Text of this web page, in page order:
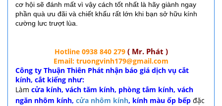
cơ hội sẽ đánh mất vì vậy cách tốt nhất là hãy giành ngay
phần quà ưu đãi và chiết khấu rất lớn khi bạn sở hữu kính
cường lưc trượt lùa.
Hotline 0938 840 279 ( Mr. Phát )
Email: truongvinh179@gmail.com
Công ty Thuận Thiên Phát nhận báo giá dịch vụ cắt
kính, cắt kiếng như:
Làm cửa kính, vách tăm kính, phòng tắm kính, vách
ngăn nhôm kính, cửa nhôm kính, kính màu ốp bếp đặc